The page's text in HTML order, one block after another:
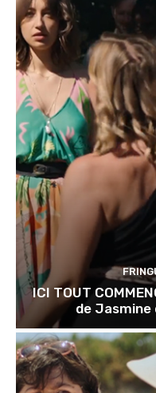
ICI TOUT
de Jasmine